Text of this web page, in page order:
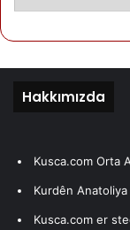
Hakkımızda
Kusca.com Orta
Kurdên Anatoliya
Kusca.com er